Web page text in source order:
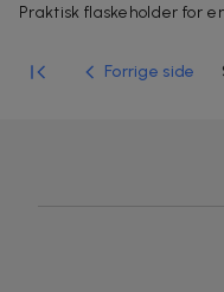
Praktisk flaskeholder for
Forrige side